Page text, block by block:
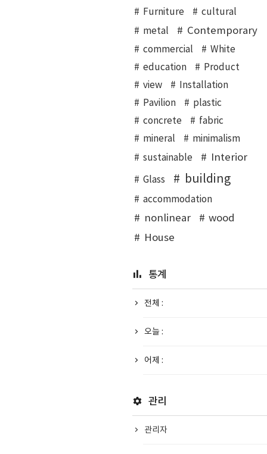
Furniture
cultural
metal
Contemporary
commercial
White
education
Product
view
Installation
Pavilion
plastic
concrete
fabric
mineral
minimalism
sustainable
Interior
Glass building
accommodation
nonlinear
wood
House
통계
전체 :
오늘 :
어제 :
관리
관리자